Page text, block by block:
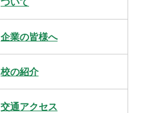
ついて
企業の皆様へ
校の紹介
交通アクセス